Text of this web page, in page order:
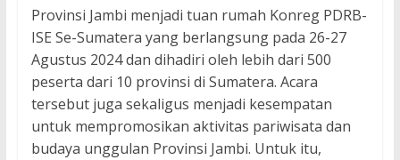
Provinsi Jambi menjadi tuan rumah Konreg PDRB-
ISE Se-Sumatera yang berlangsung pada 26-27
Agustus 2024 dan dihadiri oleh lebih dari 500
peserta dari 10 provinsi di Sumatera. Acara
tersebut juga sekaligus menjadi kesempatan
untuk mempromosikan aktivitas pariwisata dan
budaya unggulan Provinsi Jambi. Untuk itu,